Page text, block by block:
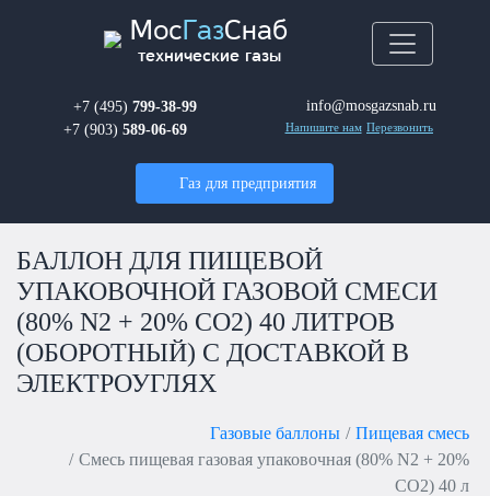
Мос ГазСнаб
технические газы
+7 (495) 799-38-99
+7 (903) 589-06-69
info@mosgazsnab.ru
Напишите нам Перезвонить
Газ для предприятия
БАЛЛОН ДЛЯ ПИЩЕВОЙ
УПАКОВОЧНОЙ ГАЗОВОЙ СМЕСИ
(80% N2 + 20% CO2) 40 ЛИТРОВ
(ОБОРОТНЫЙ) С ДОСТАВКОЙ В
ЭЛЕКТРОУГЛЯХ
Газовые баллоны
Пищевая смесь
Смесь пищевая газовая упаковочная (80% N2 + 20%
CO2) 40 л